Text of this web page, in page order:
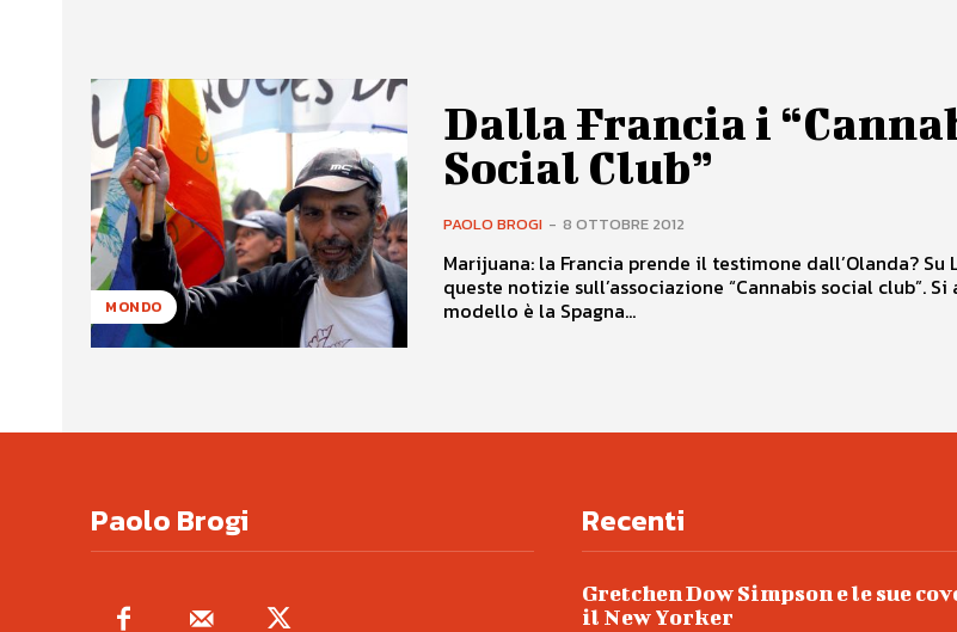
MONDO
Dalla Francia i
Social Club”
PAOLO BROGI - 8 OTTOBRE 2012
Marijuana: la Francia prende il testimone dall’Olanda? Su
queste notizie sull’associazione “Cannabis social club”.
modello è la Spagna...
Paolo Brogi Recenti
Gretchen Dow Simpson e le sue
il New Yorker